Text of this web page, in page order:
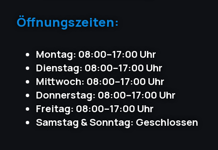
Öffnungszeiten:
Montag: 08:00–17:00 Uhr
Dienstag: 08:00–17:00 Uhr
Mittwoch: 08:00–17:00 Uhr
Donnerstag: 08:00–17:00 Uhr
Freitag: 08:00–17:00 Uhr
Samstag & Sonntag: Geschlossen